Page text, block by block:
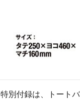
特別付録は、トート